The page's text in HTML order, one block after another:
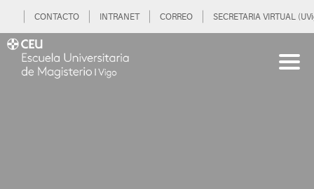
CONTACTO INTRANET CORREO SECRETARIA VIRTUAL